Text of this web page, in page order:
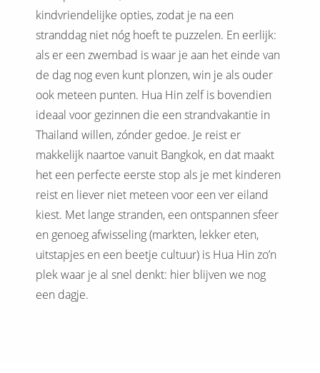
kindvriendelijke opties, zodat je na een
stranddag niet nóg hoeft te puzzelen. En eerlijk:
als er een zwembad is waar je aan het einde van
de dag nog even kunt plonzen, win je als ouder
ook meteen punten. Hua Hin zelf is bovendien
ideaal voor gezinnen die een strandvakantie in
Thailand willen, zónder gedoe. Je reist er
makkelijk naartoe vanuit Bangkok, en dat maakt
het een perfecte eerste stop als je met kinderen
reist en liever niet meteen voor een ver eiland
kiest. Met lange stranden, een ontspannen sfeer
en genoeg afwisseling (markten, lekker eten,
uitstapjes en een beetje cultuur) is Hua Hin zo’n
plek waar je al snel denkt: hier blijven we nog
een dagje.